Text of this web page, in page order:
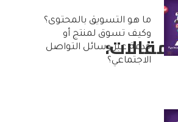
ما هو التسويق بالمحتوى؟
وكيف تسوق لمنتج أو
خدمة عبر وسائل التواصل
الاجتماعي؟